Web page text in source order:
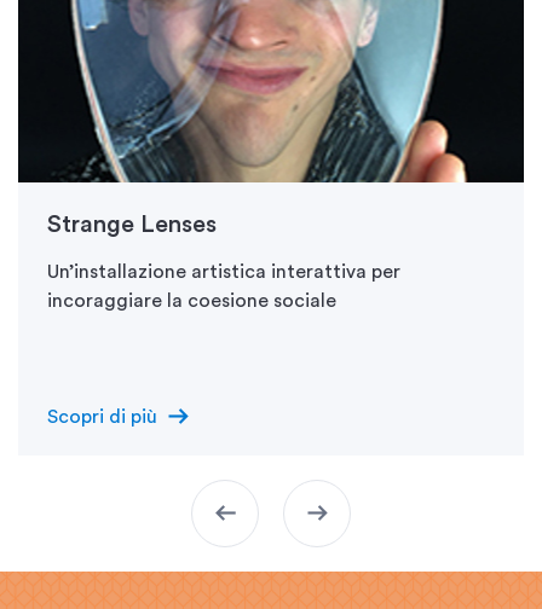
Strange Lenses
Un’installazione artistica interattiva per
incoraggiare la coesione sociale
Scopri di più arrow_right_alt
arrow_left_alt arrow_right_alt